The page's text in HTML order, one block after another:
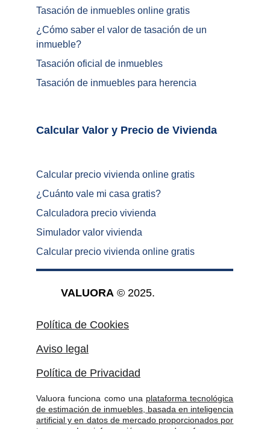
Valuora funciona como una plataforma tecnológica
de estimación de inmuebles, basada en inteligencia
artificial y en datos de mercado proporcionados por
VALUORA © 2025.
Aviso legal
Política de Privacidad
Política de Cookies
Tasación de inmuebles online gratis
¿ Cómo saber el valor de tasación de un
inmueble?
Tasación oficial de inmuebles
Tasación de inmuebles para herencia
Calcular precio vivienda online gratis
¿ Cuánto vale mi casa gratis?
Calculadora precio vivienda
Simulador valor vivienda
Calcular precio vivienda online gratis